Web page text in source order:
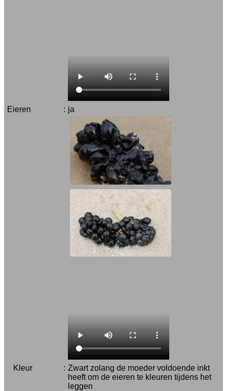
Eieren : ja
Kleur : Zwart zolang de moeder voldoende inkt
heeft om de eieren te kleuren tijdens het
leggen